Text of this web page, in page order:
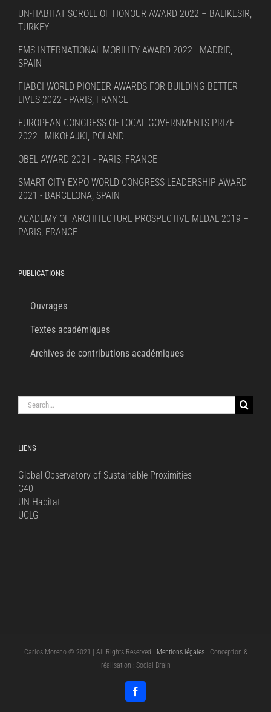
UN-HABITAT SCROLL OF HONOUR AWARD 2022 – BALIKESIR,
TURKEY
EMS INTERNATIONAL MOBILITY AWARD 2022 - MADRID,
SPAIN
FIABCI WORLD PIONEER AWARDS FOR BUILDING BETTER
LIVES 2022 - PARIS, FRANCE
EUROPEAN CONGRESS OF LOCAL GOVERNMENTS PRIZE
2022 - MIKOŁAJKI, POLAND
OBEL AWARD 2021 - PARIS, FRANCE
SMART CITY EXPO WORLD CONGRESS LEADERSHIP AWARD
2021 - BARCELONA, SPAIN
ACADEMY OF ARCHITECTURE PROSPECTIVE MEDAL 2019 –
PARIS, FRANCE
PUBLICATIONS
Ouvrages
Textes académiques
Archives de contributions académiques
Search
for:
LIENS
Global Observatory of Sustainable Proximities
C40
UN-Habitat
UCLG
Carlos Moreno © 2021 | All Rights Reserved | Mentions légales| Conception &
réalisation : Social Brain